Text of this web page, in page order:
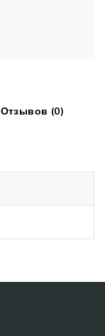
Отзывов (0)